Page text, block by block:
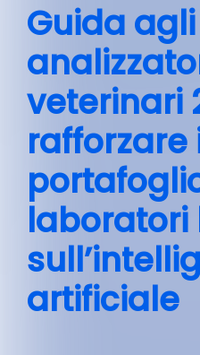
Guida agli
veterinari
rafforzare
laboratori
artificiale